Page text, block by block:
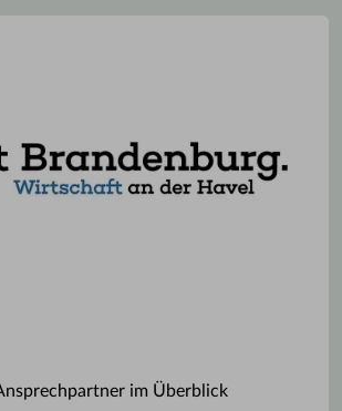
im Überblick